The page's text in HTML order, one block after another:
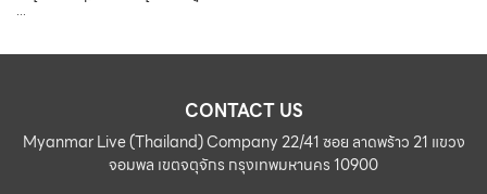
…
CONTACT US
Myanmar Live (Thailand) Company 22/41 ซอย ลาดพร้าว 21 แขวง
จอมพล เขตจตุจักร กรุงเทพมหานคร 10900